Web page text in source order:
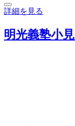
詳細を見る
明光義塾小